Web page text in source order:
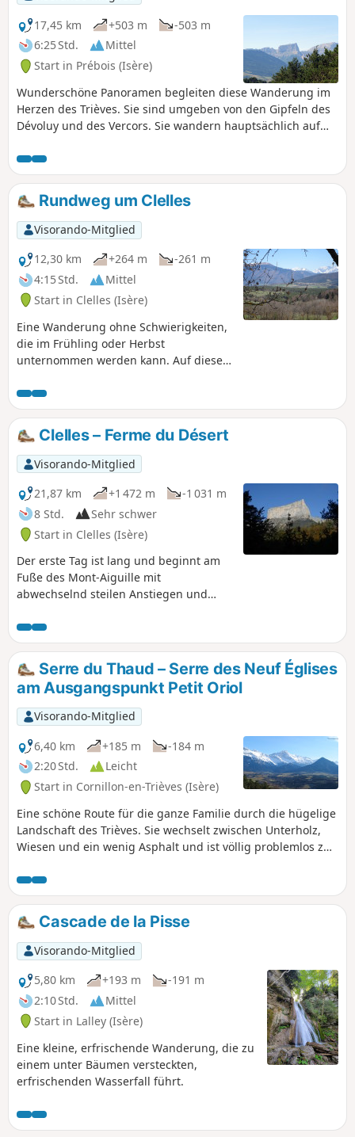
17,45 km
+503 m
-503 m
6:25 Std.
Mittel
Start in Prébois (Isère)
Wunderschöne Panoramen begleiten diese Wanderung im
Herzen des Trièves. Sie sind umgeben von den Gipfeln des
Dévoluy und des Vercors. Sie wandern hauptsächlich auf
Rundweg um Clelles
Visorando-Mitglied
12,30 km
+264 m
-261 m
4:15 Std.
Mittel
Start in Clelles (Isère)
Eine Wanderung ohne Schwierigkeiten,
die im Frühling oder Herbst
unternommen werden kann. Auf dieser
mit ihren im Frühling schneebedeckten
Bergen sowie das Dorf Clelles
entdecken. Während der gesamten
Strecke haben Sie einen Blick auf den
Vercors mit dem nahe gelegenen Mont
Aiguille, den Obiou und in der Ferne
das Oisans-Massiv.
Clelles – Ferme du Désert
Visorando-Mitglied
21,87 km
+1 472 m
-1 031 m
8 Std.
Sehr schwer
Start in Clelles (Isère)
Der erste Tag ist lang und beginnt am
Fuße des Mont-Aiguille mit
abwechselnd steilen Anstiegen und
und Wälder.
Serre du Thaud – Serre des Neuf Églises
am Ausgangspunkt Petit Oriol
Visorando-Mitglied
6,40 km
+185 m
-184 m
2:20 Std.
Leicht
Start in Cornillon-en-Trièves (Isère)
Eine schöne Route für die ganze Familie durch die hügelige
Landschaft des Trièves. Sie wechselt zwischen Unterholz,
Wiesen und ein wenig Asphalt und ist völlig problemlos zu
Cascade de la Pisse
Visorando-Mitglied
5,80 km
+193 m
-191 m
2:10 Std.
Mittel
Start in Lalley (Isère)
Eine kleine, erfrischende Wanderung, die zu
einem unter Bäumen versteckten,
erfrischenden Wasserfall führt.